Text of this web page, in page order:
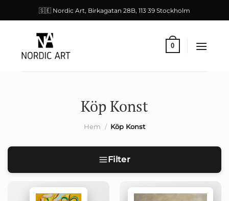
to
🇸🇪 Nordic Art, Birkagatan 28B, 113 39 Stockholm
0
Köp Konst
Hem / Köp Konst
Filter